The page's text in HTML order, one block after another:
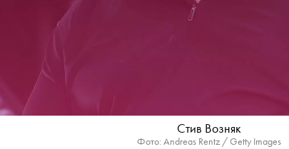
Стив Возняк
Фото: Andreas Rentz / Getty Images